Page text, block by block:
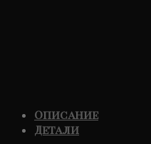
Описание
Детали